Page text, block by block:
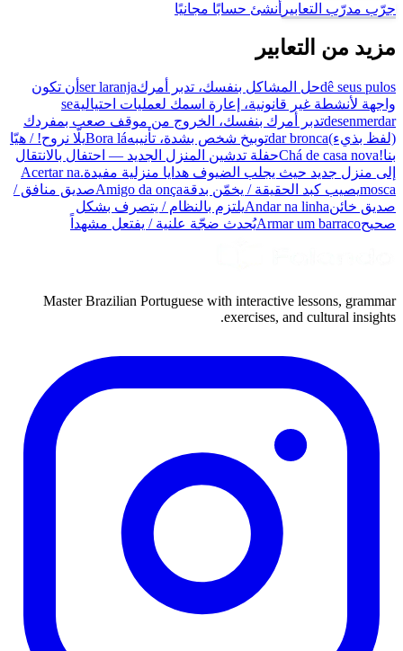
جرّب مدرّب التعابير أنشئ حسابًا مجانيًا
مزيد من التعابير
dê seus pulosحل المشاكل بنفسك، تدبر أمركser laranja أن تكون
واجهة لأنشطة غير قانونية، إعارة اسمك لعمليات احتياليةse
desenmerdarتدبر أمرك بنفسك، الخروج من موقف صعب بمفردك
(لفظ بذيء)dar broncaتوبيخ شخص بشدة، تأنيبهBora láيلّا نروح! / هيّا
بنا!Chá de casa novaحفلة تدشين المنزل الجديد — احتفال بالانتقال
إلى منزل جديد حيث يجلب الضيوف هدايا منزلية مفيدة.Acertar na
moscaيصيب كبد الحقيقة / يخمّن بدقةAmigo da onçaصديق منافق /
صديق خائنAndar na linhaيلتزم بالنظام / يتصرف بشكل
صحيحArmar um barracoيُحدث ضجّة علنية / يفتعل مشهداً
Master Brazilian Portuguese with interactive lessons, grammar
exercises, and cultural insights.